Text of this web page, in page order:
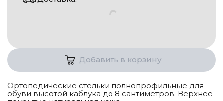
Добавить в корзину
Ортопедические стельки полнопрофильные для
обуви высотой каблука до 8 сантиметров. Верхнее